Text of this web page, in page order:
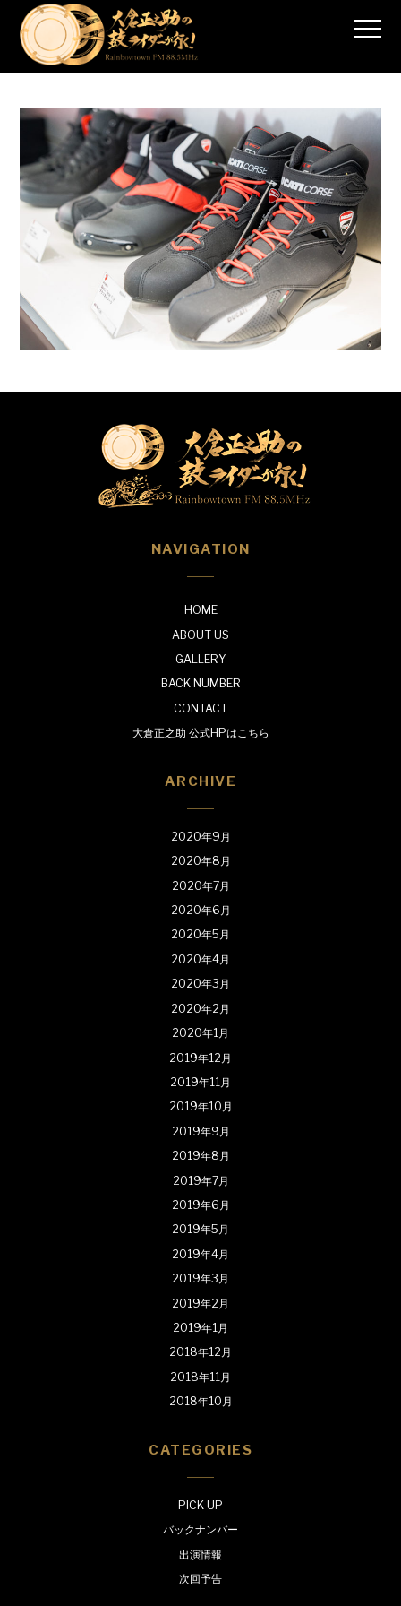
NAVIGATION
HOME
ABOUT US
GALLERY
BACK NUMBER
CONTACT
大倉正之助 公式HPはこちら
ARCHIVE
2020年9月
2020年8月
2020年7月
2020年6月
2020年5月
2020年4月
2020年3月
2020年2月
2020年1月
2019年12月
2019年11月
2019年10月
2019年9月
2019年8月
2019年7月
2019年6月
2019年5月
2019年4月
2019年3月
2019年2月
2019年1月
2018年12月
2018年11月
2018年10月
CATEGORIES
PICK UP
バックナンバー
出演情報
次回予告